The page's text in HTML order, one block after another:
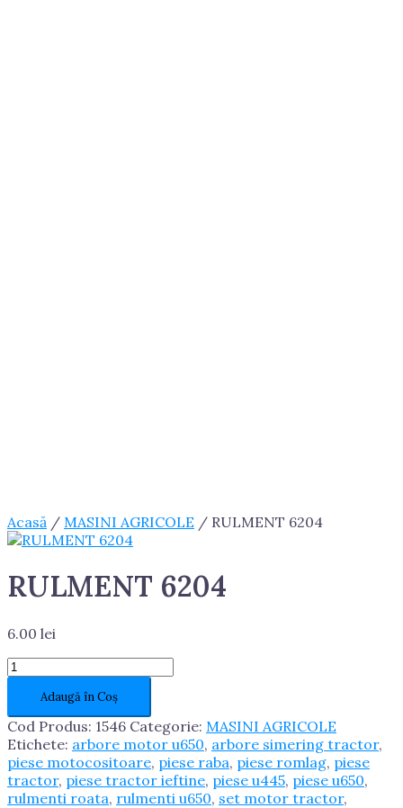
Acasă / MASINI AGRICOLE / RULMENT 6204
RULMENT 6204
6.00 lei
Cantitate
RULMENT
Adaugă în Coș
Cod Produs: 1546 Categorie: MASINI AGRICOLE
Etichete: arbore motor u650, arbore simering tractor,
piese motocositoare, piese raba, piese romlag, piese
tractor, piese tractor ieftine, piese u445, piese u650,
rulmenti roata, rulmenti u650, set motor tractor,